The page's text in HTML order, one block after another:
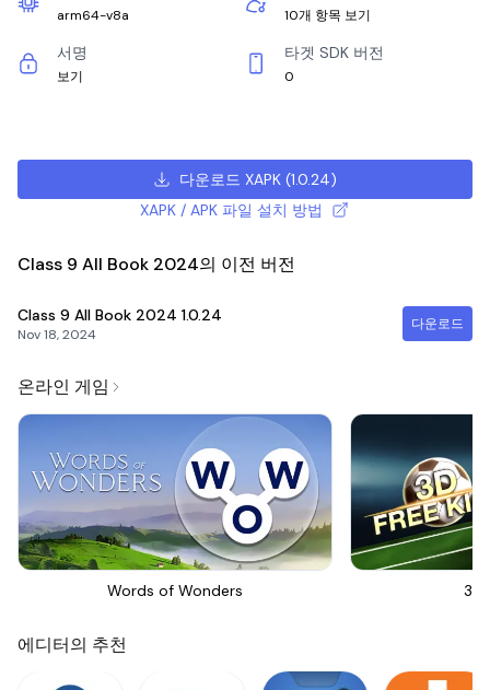
arm64-v8a 10개 항목 보기
서명
보기
타겟 SDK 버전
0
다운로드 XAPK(1.0.24)
XAPK / APK 파일 설치 방법
Class 9 All Book 2024의 이전 버전
Class 9 All Book 2024 1.0.24
Nov 18, 2024
다운로드
온라인 게임
Words of Wonders 3D
에디터의 추천